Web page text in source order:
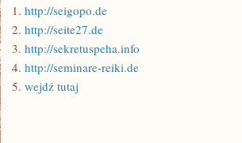
1. http://seigopo.de
2. http://seite27.de
3. http://sekretuspeha.info
4. http://seminare-reiki.de
5. wejdź tutaj